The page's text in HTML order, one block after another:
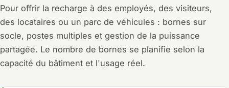
Pour offrir la recharge à des employés, des visiteurs,
des locataires ou un parc de véhicules : bornes sur
socle, postes multiples et gestion de la puissance
partagée. Le nombre de bornes se planifie selon la
capacité du bâtiment et l'usage réel.